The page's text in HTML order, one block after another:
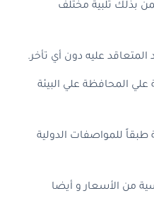
بذلك تلبية مختلف
عليه دون أي تأخر.
المحافظة علي البيئة
طبقاً للمواصفات الدولية
من الأسعار و أيضا